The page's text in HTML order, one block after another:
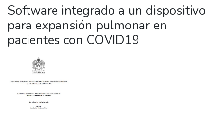
Statistics
Software integrado a un dispositivo
para expansión pulmonar en
pacientes con COVID19